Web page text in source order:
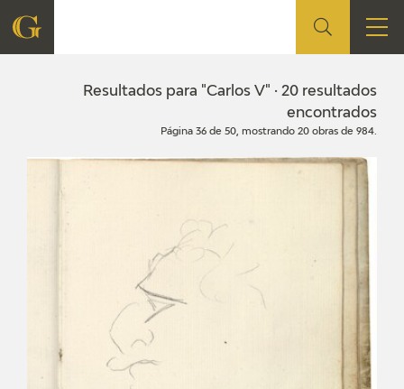
FUNDACIÓN
ACCIÓN CORPORATIVA
PROGRAMACIÓN
Resultados para "Carlos V" · 20 resultados
encontrados
Página 36 de 50, mostrando 20 obras de 984.